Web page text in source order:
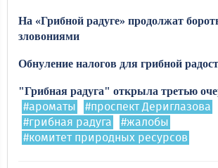
На «Грибной радуге» продолжат
зловониями
Обнуление налогов для грибной
"Грибная радуга" открыла третью
#ароматы
#проспект Дериглазова
#грибная радуга
#жалобы
#комитет природных ресурсов